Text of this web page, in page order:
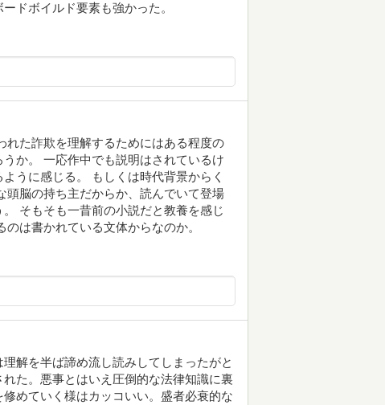
ドボイルド要素も強かった。
れた詐欺を理解するためにはある程度の
か。 一応作中でも説明はされているけ
うに感じる。 もしくは時代背景からく
頭脳の持ち主だからか、読んでいて登場
そもそも一昔前の小説だと教養を感じ
は書かれている文体からなのか。
解を半ば諦め流し読みしてしまったがと
た。悪事とはいえ圧倒的な法律知識に裏
めていく様はカッコいい。盛者必衰的な